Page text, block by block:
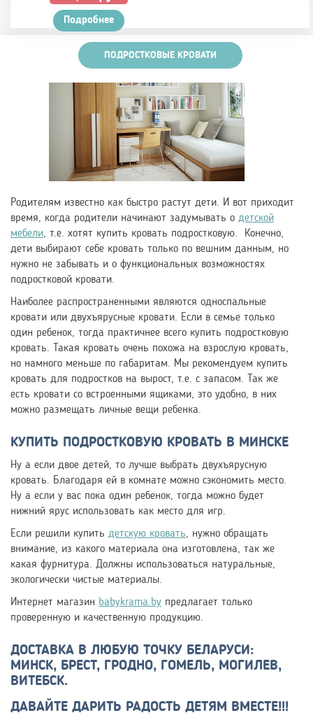
цена
составляла
409,00 руб..
Подробнее
ПОДРОСТКОВЫЕ КРОВАТИ
Родителям известно как быстро растут дети. И вот приходит
время, когда родители начинают задумывать о детской
мебели, т.е. хотят купить кровать подростковую. Конечно,
дети выбирают себе кровать только по вешним данным, но
нужно не забывать и о функциональных возможностях
подростковой кровати.
Наиболее распространенными являются односпальные
кровати или двухъярусные кровати. Если в семье только
один ребенок, тогда практичнее всего купить подростковую
кровать. Такая кровать очень похожа на взрослую кровать,
но намного меньше по габаритам. Мы рекомендуем купить
кровать для подростков на вырост, т.е. с запасом. Так же
есть кровати со встроенными ящиками, это удобно, в них
можно размещать личные вещи ребенка.
КУПИТЬ ПОДРОСТКОВУЮ КРОВАТЬ В МИНСКЕ
Ну а если двое детей, то лучше выбрать двухъярусную
кровать. Благодаря ей в комнате можно сэкономить место.
Ну а если у вас пока один ребенок, тогда можно будет
нижний ярус использовать как место для игр.
Если решили купить детскую кровать, нужно обращать
внимание, из какого материала она изготовлена, так же
какая фурнитура. Должны использоваться натуральные,
экологически чистые материалы.
Интернет магазин babykrama.by предлагает только
проверенную и качественную продукцию.
ДОСТАВКА В ЛЮБУЮ ТОЧКУ БЕЛАРУСИ:
МИНСК, БРЕСТ, ГРОДНО, ГОМЕЛЬ, МОГИЛЕВ,
ВИТЕБСК.
ДАВАЙТЕ ДАРИТЬ РАДОСТЬ ДЕТЯМ ВМЕСТЕ!!!